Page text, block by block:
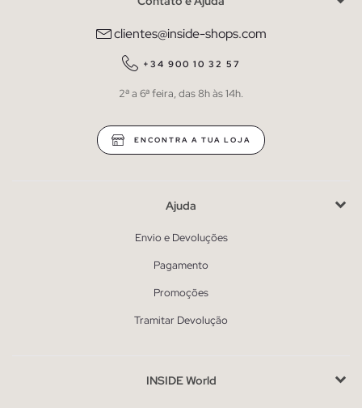
clientes@inside-shops.com
+34 900 10 32 57
2ª a 6ª feira, das 8h às 14h.
ENCONTRA A TUA LOJA
Ajuda
Envio e Devoluções
Pagamento
Promoções
Tramitar Devolução
INSIDE World